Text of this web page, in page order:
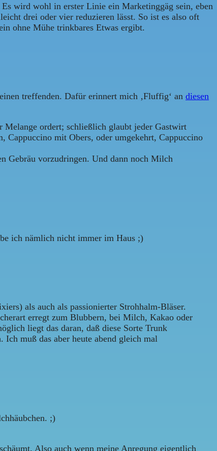
wird wohl in erster Linie ein Marketinggäg sein, eben
drei oder vier reduzieren lässt. So ist es also oft
ohne Mühe trinkbares Etwas ergibt.
treffenden. Dafür erinnert mich ‚Fluffig‘ an diesen
Melange ordert; schließlich glaubt jeder Gastwirt
Cappuccino mit Obers, oder umgekehrt, Cappuccino
Gebräu vorzudringen. Und dann noch Milch
ich nämlich nicht immer im Haus ;)
als auch als passionierter Strohhalm-Bläser.
erregt zum Blubbern, bei Milch, Kakao oder
liegt das daran, daß diese Sorte Trunk
muß das aber heute abend gleich mal
;)
Also auch wenn meine Anregung eigentlich